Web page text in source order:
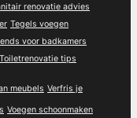
renovatie advies
Tegels voegen
voor badkamers
Toiletrenovatie tips
meubels Verfris je
Voegen schoonmaken